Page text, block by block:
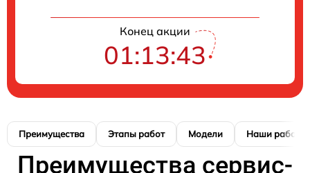
Конец акции
01:13:42
Преимущества Этапы работ Модели Наши работы
Преимущества сервис-